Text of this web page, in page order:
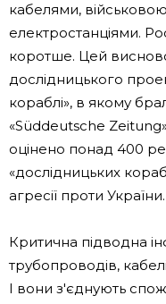
кабелями,
електростанціями.
коротше. Цей
дослідницького
кораблі», в якому
«Süddeutsche
оцінено понад 400
«дослідницьких
агресії проти України.
Критична підводна
трубопроводів,
І вони з'єднують